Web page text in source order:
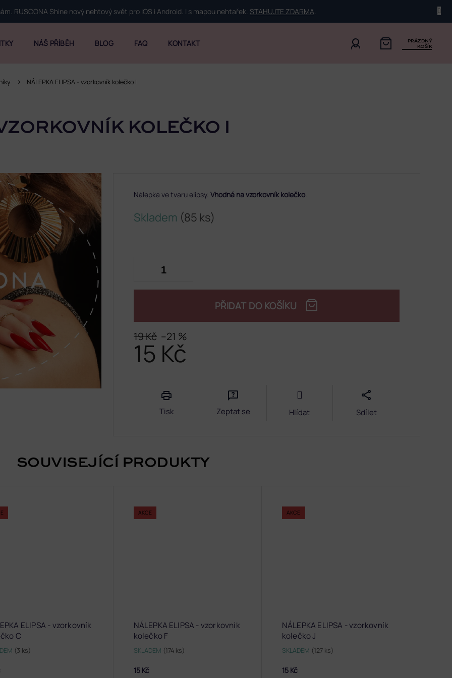
RUSCONA Shine nový nehtový svět pro iOS i Android. I s mapou nehtařek. STAHUJTE ZDARMA.
PRÁZDNÝ
KOŠÍK
NÁŠ PŘÍBĚH BLOG FAQ KONTAKT
NÁLEPKA ELIPSA - vzorkovník kolečko I
KOLEČKO I
19 Kč –21 %
15 Kč
Skladem (85 ks)
PŘIDAT DO KOŠÍKU
Nálepka ve tvaru elipsy. Vhodná na vzorkovník kolečko.
Tisk Zeptat se Hlídat Sdílet
SOUVISEJÍCÍ PRODUKTY
ELIPSA - vzorkovník
C
(3 ks)
AKCE
NÁLEPKA ELIPSA - vzorkovník
kolečko F
SKLADEM (174 ks)
15 Kč
AKCE
NÁLEPKA ELIPSA - vzorkovník
kolečko J
SKLADEM (127 ks)
15 Kč